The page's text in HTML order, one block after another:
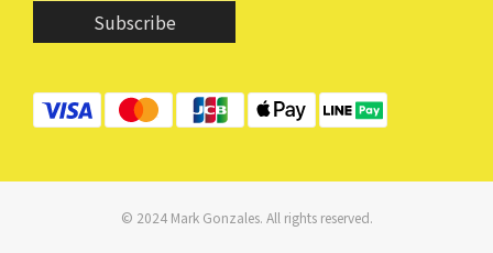
Subscribe
© 2024 Mark Gonzales. All rights reserved.